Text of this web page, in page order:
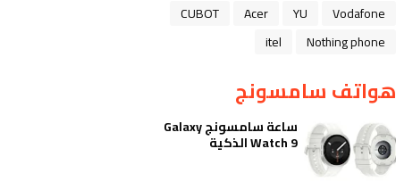
Vodafone
YU
Acer
CUBOT
Nothing phone
itel
هواتف سامسونج
ساعة سامسونج Galaxy
Watch 9 الذكية